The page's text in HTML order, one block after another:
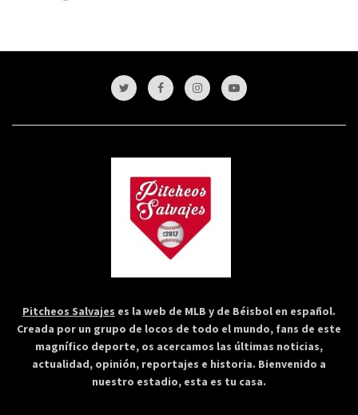
Pitcheos Salvajes es la web de MLB y de Béisbol en español.
Creada por un grupo de locos de todo el mundo, fans de este
magnífico deporte, os acercamos las últimas noticias,
actualidad, opinión, reportajes e historia. Bienvenido a
nuestro estadio, esta es tu casa.